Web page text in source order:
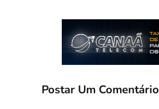
Postar Um Comentário